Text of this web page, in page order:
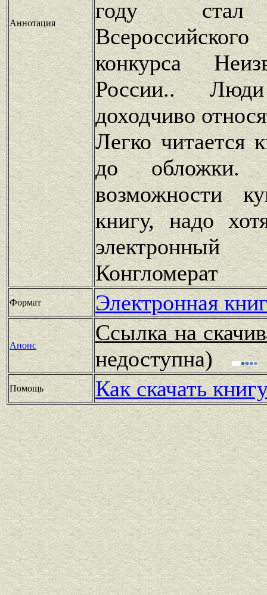
Аннотация
году стал
конкурса
России..
доходчиво
Легко читается
до
возможности
книгу, надо
Конгломерат
Формат Электронная
Анонс
Ссылка на
недоступна)
Помощь Как скачать